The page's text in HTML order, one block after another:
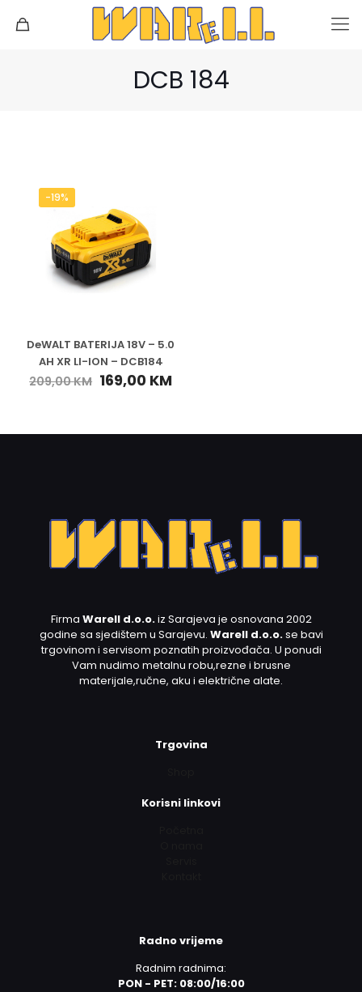
DCB 184
-19%
DeWALT BATERIJA 18V – 5.0
AH XR LI-ION – DCB184
209,00KM 169,00 KM
Firma Warell d.o.o.iz Sarajeva je osnovana 2002
godine sa sjedištem u Sarajevu. Warell d.o.o.se bavi
trgovinom i servisom poznatih proizvođača. U ponudi
Vam nudimo metalnu robu,rezne i brusne
materijale,ručne, aku i električne alate.
Trgovina
Korisni linkovi
Radno vrijeme
Radnim radnima:
PON - PET: 08:00/16:00